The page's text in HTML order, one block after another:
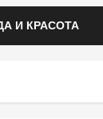
И КРАСОТА